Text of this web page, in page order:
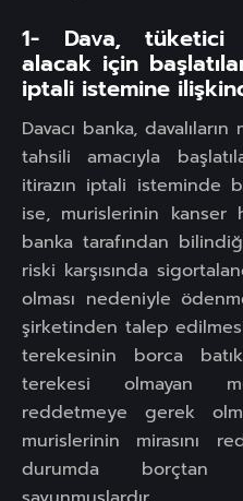
1- Dava, tüketici
alacak için
iptali istemine
Davacı banka,
tahsili amacıyla
itirazın iptali isteminde
ise, murislerinin kanser
banka tarafından
riski karşısında
olması nedeniyle
şirketinden talep
terekesinin borca
terekesi olmayan
reddetmeye gerek
murislerinin mirasını
durumda borçtan